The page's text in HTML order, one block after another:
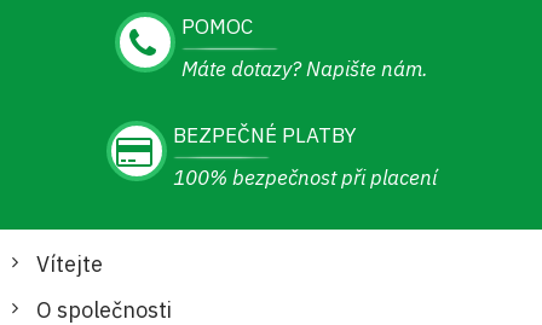
POMOC
Máte dotazy? Napište nám.
BEZPEČNÉ PLATBY
100% bezpečnost při placení
Vítejte
O společnosti